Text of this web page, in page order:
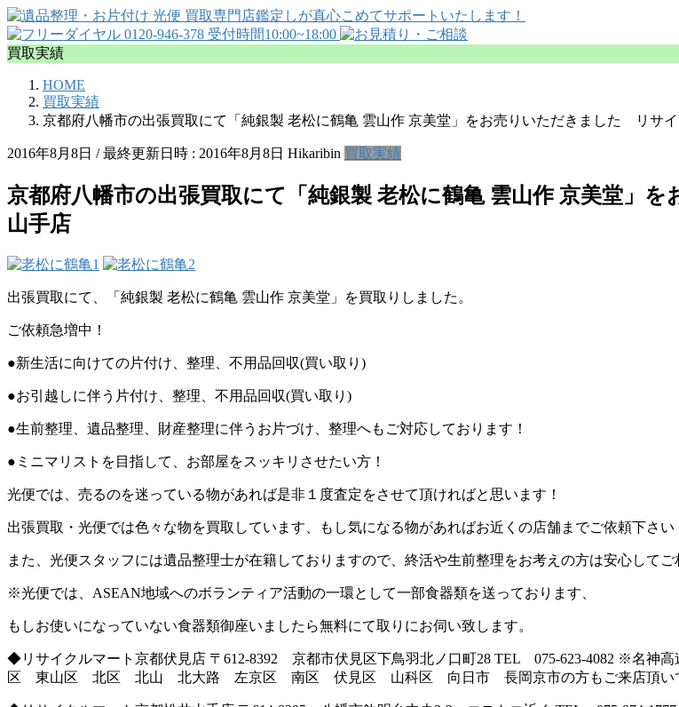
買取実績
HOME
買取実績
京都府八幡市の出張買取にて「純銀製 老松に鶴亀 雲山作 京美堂」をお売りいただきました リサ
2016年8月8日 / 最終更新日時 : 2016年8月8日 Hikaribin 買取実績
京都府八幡市の出張買取にて「純銀製 老松に鶴亀 雲山作 京美堂」
山手店
出張買取にて、「純銀製 老松に鶴亀 雲山作 京美堂」を買取りしました。
ご依頼急増中！
●新生活に向けての片付け、整理、不用品回収(買い取り)
●お引越しに伴う片付け、整理、不用品回収(買い取り)
●生前整理、遺品整理、財産整理に伴うお片づけ、整理へもご対応しております！
●ミニマリストを目指して、お部屋をスッキリさせたい方！
光便では、売るのを迷っている物があれば是非１度査定をさせて頂ければと思います！
出張買取・光便では色々な物を買取しています、もし気になる物があればお近くの店舗までご依頼下さい
また、光便スタッフには遺品整理士が在籍しておりますので、終活や生前整理をお考えの方は安心してご
※光便では、ASEAN地域へのボランティア活動の一環として一部食器類を送っております、
もしお使いになっていない食器類御座いましたら無料にて取りにお伺い致します。
◆リサイクルマート京都伏見店 〒612-8392 京都市伏見区下鳥羽北ノ口町28 TEL 075-623-4082 ※名
区 東山区 北区 北山 北大路 左京区 南区 伏見区 山科区 向日市 長岡京市の方もご来店頂いて